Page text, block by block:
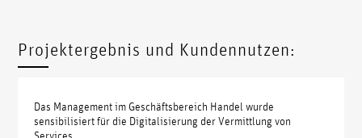
Projektergebnis und Kundennutzen:
Das Management im Geschäftsbereich Handel wurde
sensibilisiert für die Digitalisierung der Vermittlung von
Services.